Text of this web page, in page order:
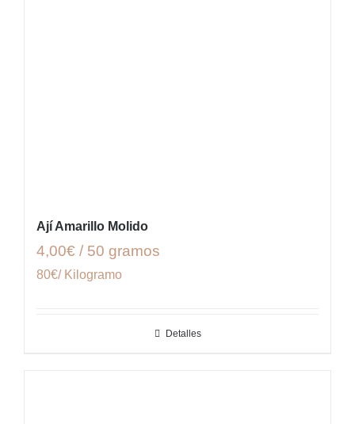
Ají Amarillo Molido
4,00€ / 50 gramos
80€/ Kilogramo
Detalles